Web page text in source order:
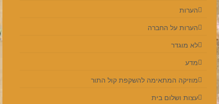
הערות
הערות על החברה
לא מוגדר
מדע
מוזיקה המתאימה להשקפת קול התור
עצות ושלום בית